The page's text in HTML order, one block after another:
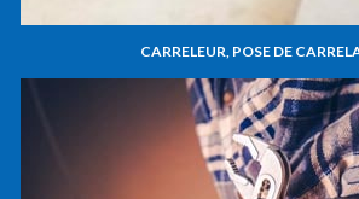
CARRELEUR, POSE DE